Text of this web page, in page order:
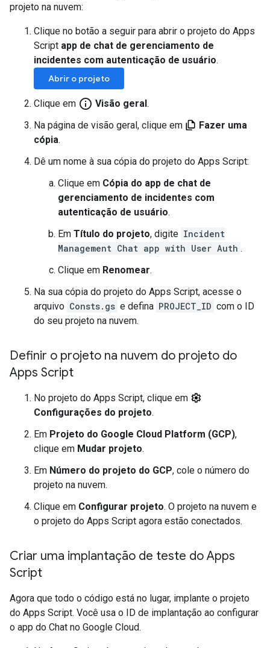
projeto na nuvem:
Clique no botão a seguir para abrir o projeto do Apps
Script app de chat de gerenciamento de
incidentes com autenticação de usuário.
Abrir o projeto
Clique em info_outline Visão geral.
Na página de visão geral, clique em
Fazer uma
cópia.
Dê um nome à sua cópia do projeto do Apps Script:
Clique em Cópia do app de chat de
gerenciamento de incidentes com
autenticação de usuário.
Em Título do projeto, digite Incident
Management Chat app with User Auth .
Clique em Renomear.
Na sua cópia do projeto do Apps Script, acesse o
arquivo Consts.gs e defina PROJECT_ID com o ID
do seu projeto na nuvem.
Definir o projeto na nuvem do projeto do
Apps Script
No projeto do Apps Script, clique em
Configurações do projeto.
Em Projeto do Google Cloud Platform (GCP),
clique em Mudar projeto.
Em Número do projeto do GCP, cole o número do
projeto na nuvem.
Clique em Configurar projeto. O projeto na nuvem e
o projeto do Apps Script agora estão conectados.
Criar uma implantação de teste do Apps
Script
Agora que todo o código está no lugar, implante o projeto
do Apps Script. Você usa o ID de implantação ao configurar
o app do Chat no Google Cloud.